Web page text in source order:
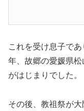
これを受け息子で
年、故郷の愛媛県
がはじまりでした。
その後、教祖祭が